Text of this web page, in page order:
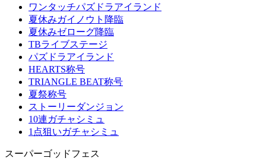
ワンタッチパズドラアイランド
夏休みガイノウト降臨
夏休みゼローグ降臨
TBライブステージ
パズドラアイランド
HEARTS称号
TRIANGLE BEAT称号
夏祭称号
ストーリーダンジョン
10連ガチャシミュ
1点狙いガチャシミュ
スーパーゴッドフェス